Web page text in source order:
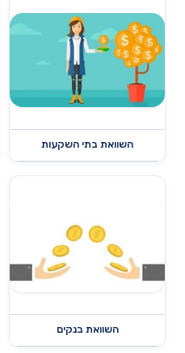
השוואת בתי השקעות
השוואת בנקים